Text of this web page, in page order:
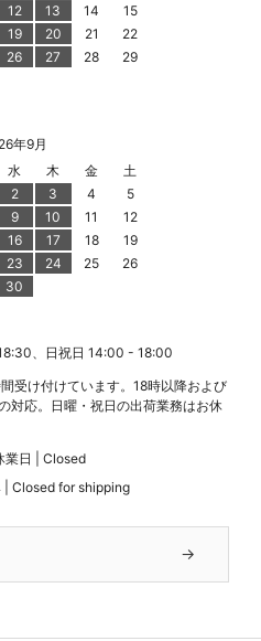
12 13 14
15
19 20 21
22
26 27 28
29
年9月
水 木 金
土
2 3 4
5
9 10 11
12
16 17 18
19
23 24 25
26
30
、日祝日 14:00 - 18:00
受け付けています。18時以降および
対応。日曜・祝日の出荷業務はお休
業日 | Closed
| Closed for shipping
→